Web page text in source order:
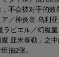
不会被对手的
／神炎皇 乌利
ラビエル／幻魔
亚米泰勒」之
抽2张。